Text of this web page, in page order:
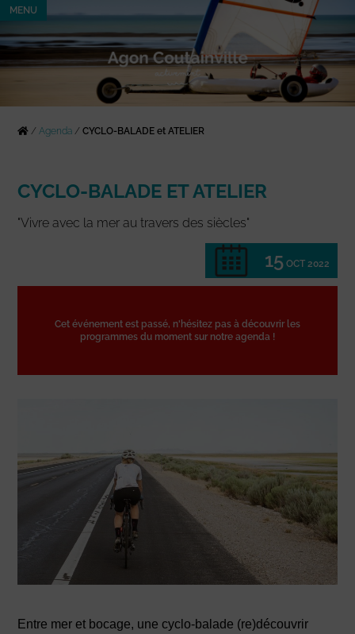
MENU
/Agenda /CYCLO-BALADE et ATELIER
CYCLO-BALADE ET ATELIER
"Vivre avec la mer au travers des siècles"
15 OCT 2022
Cet événement est passé, n'hésitez pas à découvrir les
programmes du moment sur notre agenda !
Entre mer et bocage, une cyclo-balade (re)découvrir